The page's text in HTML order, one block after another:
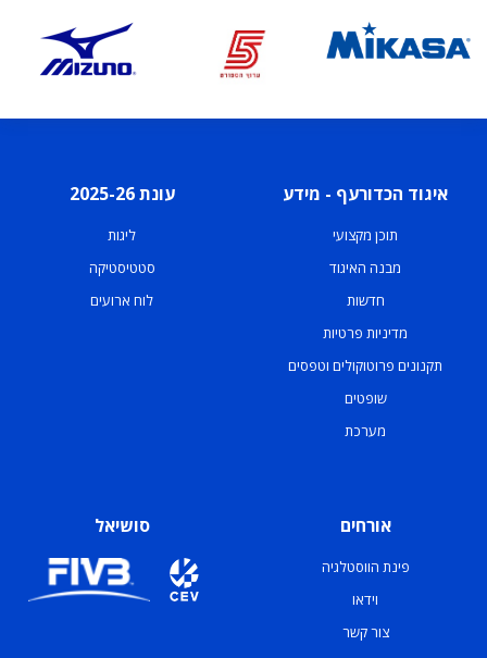
איגוד הכדורעף - מידע
תוכן מקצועי
מבנה האיגוד
חדשות
מדיניות פרטיות
תקנונים פרוטוקולים וטפסים
שופטים
מערכת
עונת 2025-26
ליגות
סטטיסטיקה
לוח ארועים
אורחים
פינת הווסטלגיה
וידאו
צור קשר
סושיאל